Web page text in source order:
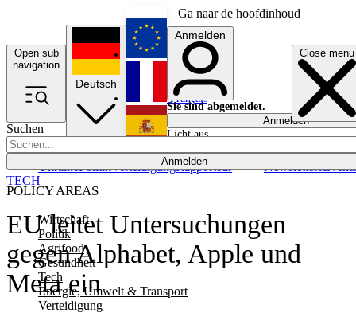
Ga naar de hoofdinhoud
Open sub
navigation
Close menu
Suchen
Anmelden
POLICY AREAS
Wirtschaft
Politik
Agrifood
Gesundheit
Tech
Energie, Umwelt & Transport
Verteidigung
UkrainePolitikVerteidigungRapporteur NewslettersEvents
Deutsch
English
Français
Anmelden
Sie sind abgemeldet.
Anmelden
Licht aus
EU leitet Untersuchungen
gegen Alphabet, Apple und
Meta ein
TECH